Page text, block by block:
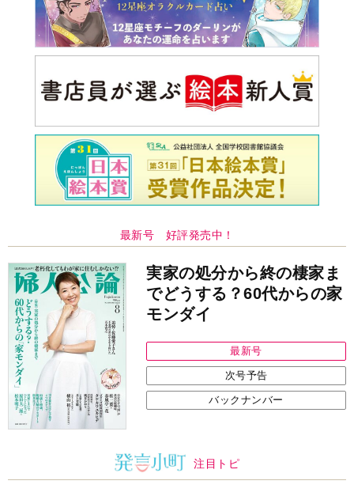
最新号 好評発売中！
実家の処分から終の棲家ま
でどうする？60代からの家
モンダイ
最新号
次号予告
バックナンバー
注目トピ